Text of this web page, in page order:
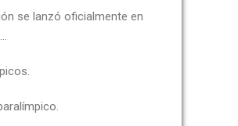
se lanzó oficialmente en